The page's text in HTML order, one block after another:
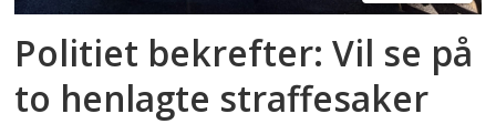
Politiet bekrefter: Vil se på
to henlagte straffesaker